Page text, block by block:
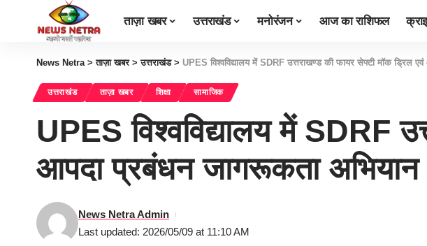
ताज़ा खबर उत्तराखंड मनोरंजन आज का राशिफल
News Netra>ताज़ा खबर>उत्तराखंड> UPES विश्वविद्यालय में SDRF उत्तराखण्ड की फायर सेफ्टी मॉक ड्रिल
उत्तराखंड ताज़ा खबर शिक्षा सामाजिक
UPES विश्वविद्यालय में SDRF
आपदा प्रबंधन जागरूकता
Last updated: 2026/05/09 at 11:10 AM
News Netra Admin